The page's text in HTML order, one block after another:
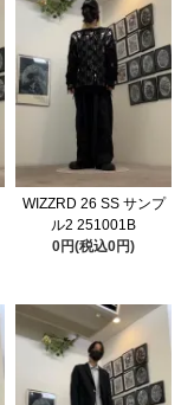
WIZZRD 26 SS サンプ
ル2 251001B
0円(税込0円)